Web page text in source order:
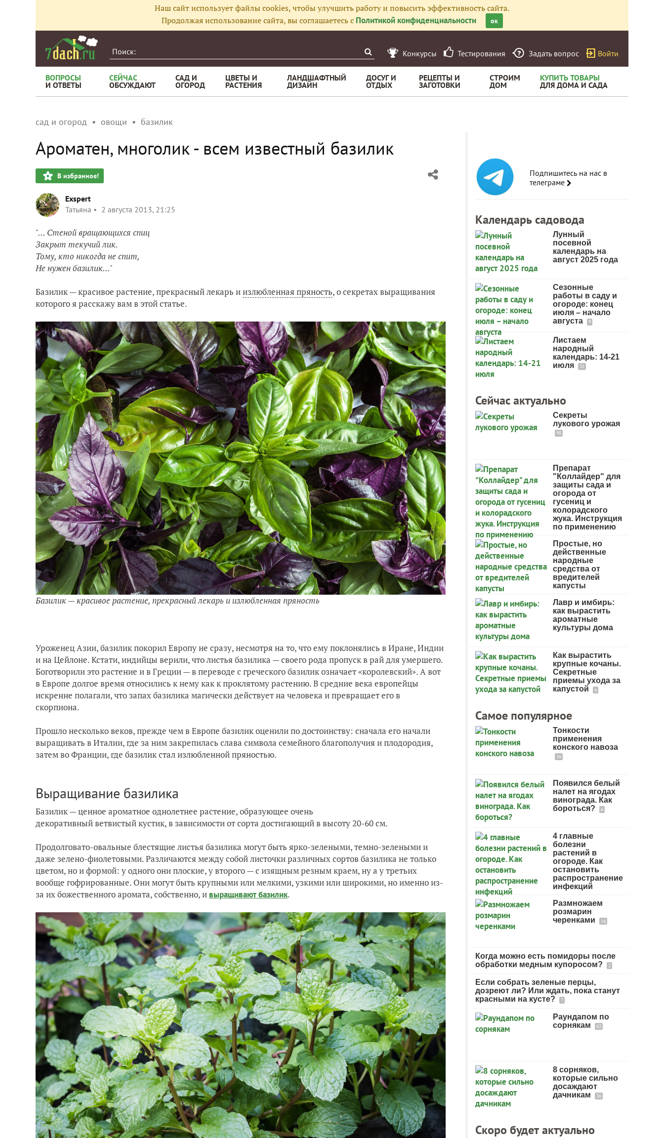
Наш сайт использует файлы cookies, чтобы улучшить работу и повысить эффективность сайта.
Продолжая использование сайта, вы соглашаетесь с Политикой конфиденциальности ок
Конкурсы Тестирования Задать вопрос Войти
ВОПРОСЫ
И ОТВЕТЫ
СЕЙЧАС
ОБСУЖДАЮТ
САД И
ОГОРОД
ЦВЕТЫ И
РАСТЕНИЯ
ЛАНДШАФТНЫЙ
ДИЗАЙН
ДОСУГ И
ОТДЫХ
РЕЦЕПТЫ И
ЗАГОТОВКИ
СТРОИМ
ДОМ
КУПИТЬ ТОВАРЫ
ДЛЯ ДОМА И САДА
сад и огород овощи базилик
Ароматен, многолик - всем известный базилик
В избранное!
Exspert
Татьяна
2 августа 2013, 21:25
"… Стеной вращающихся спиц
Закрыт текучий лик.
Тому, кто никогда не спит,
Не нужен базилик..."
Базилик — красивое растение, прекрасный лекарь иизлюбленная пряность, о секретах выращивания
которого я расскажу вам в этой статье.
Базилик — красивое растение, прекрасный лекарь и излюбленная пряность
Уроженец Азии, базилик покорил Европу не сразу, несмотря на то, что ему поклонялись в Иране, Индии
и на Цейлоне. Кстати, индийцы верили, что листья базилика — своего рода пропуск в рай для умершего.
Боготворили это растение и в Греции — в переводе с греческого базилик означает «королевский». А вот
в Европе долгое время относились к нему как к проклятому растению. В средние века европейцы
искренне полагали, что запах базилика магически действует на человека и превращает его в
скорпиона.
Прошло несколько веков, прежде чем в Европе базилик оценили по достоинству: сначала его начали
выращивать в Италии, где за ним закрепилась слава символа семейного благополучия и плодородия,
затем во Франции, где базилик стал излюбленной пряностью.
Выращивание базилика
Базилик — ценное ароматное однолетнее растение, образующее очень
декоративный ветвистый кустик, в зависимости от сорта достигающий в высоту 20-60 см.
Продолговато-овальные блестящие листья базилика могут быть ярко-зелеными, темно-зелеными и
даже зелено-фиолетовыми. Различаются между собой листочки различных сортов базилика не только
цветом, но и формой: у одного они плоские, у второго — с изящным резным краем, ну а у третьих
вообще гофрированные. Они могут быть крупными или мелкими, узкими или широкими, но именно из-
за их божественного аромата, собственно, и выращивают базилик.
Подпишитесь на нас в
телеграме
Календарь садовода
Лунный
посевной
календарь на
август 2025 года
Сезонные
работы в саду и
огороде: конец
июля – начало
августа
9
Листаем
народный
календарь: 14-21
июля
31
Сейчас актуально
Секреты
лукового урожая
98
Препарат
"Коллайдер" для
защиты сада и
огорода от
гусениц и
колорадского
жука. Инструкция
по применению
Простые, но
действенные
народные
средства от
вредителей
капусты
Лавр и имбирь:
как вырастить
ароматные
культуры дома
Как вырастить
крупные кочаны.
Секретные
приемы ухода за
капустой
6
Самое популярное
Тонкости
применения
конского навоза
16
Появился белый
налет на ягодах
винограда. Как
бороться?
6
4 главные
болезни
растений в
огороде. Как
остановить
распространение
инфекций
Размножаем
розмарин
черенками
16
Когда можно есть помидоры после
обработки медным купоросом?
2
Если собрать зеленые перцы,
дозреют ли? Или ждать, пока станут
красными на кусте?
7
Раундапом по
сорнякам
63
8 сорняков,
которые сильно
досаждают
дачникам
26
Скоро будет актуально